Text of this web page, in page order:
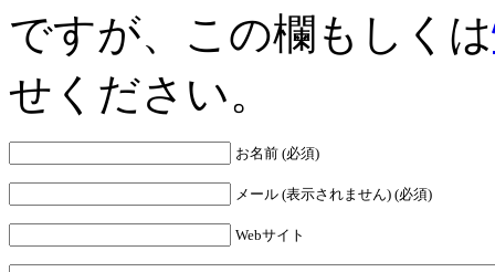
ですが、この欄もしくは
せください。
お名前 (必須)
メール (表示されません) (必須)
Webサイト